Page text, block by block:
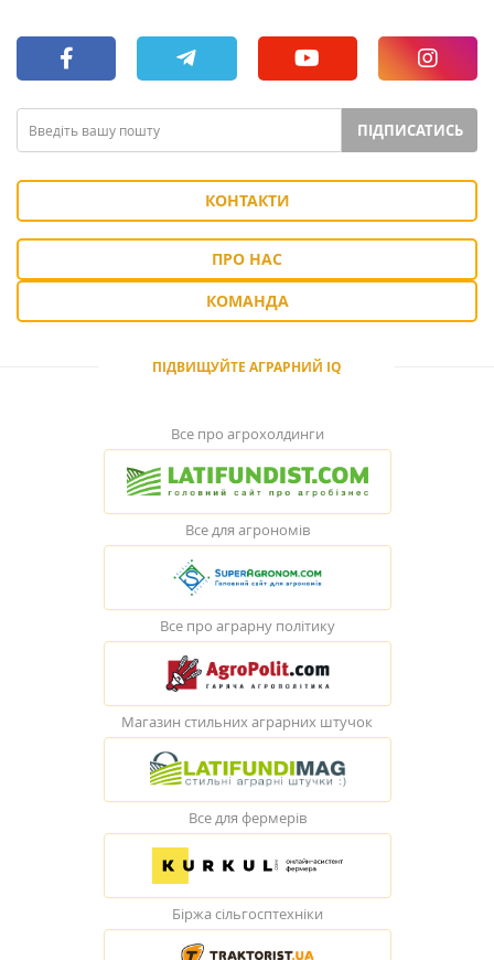
ПІДПИСАТИСЬ
КОНТАКТИ
ПРО НАС
КОМАНДА
ПІДВИЩУЙТЕ АГРАРНИЙ IQ
Все про агрохолдинги
Все для агрономів
Все про аграрну політику
Магазин стильних аграрних штучок
Все для фермерів
Біржа сільгосптехніки